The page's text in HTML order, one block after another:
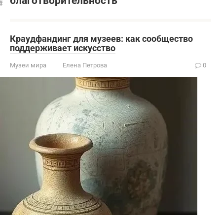
Краудфандинг для музеев: как сообщество
поддерживает искусство
Музеи мира Елена Петрова 0